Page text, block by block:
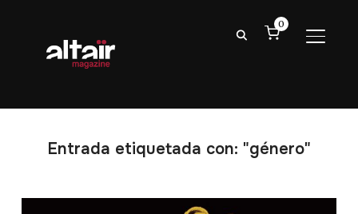
0
Entrada etiquetada con: "género"